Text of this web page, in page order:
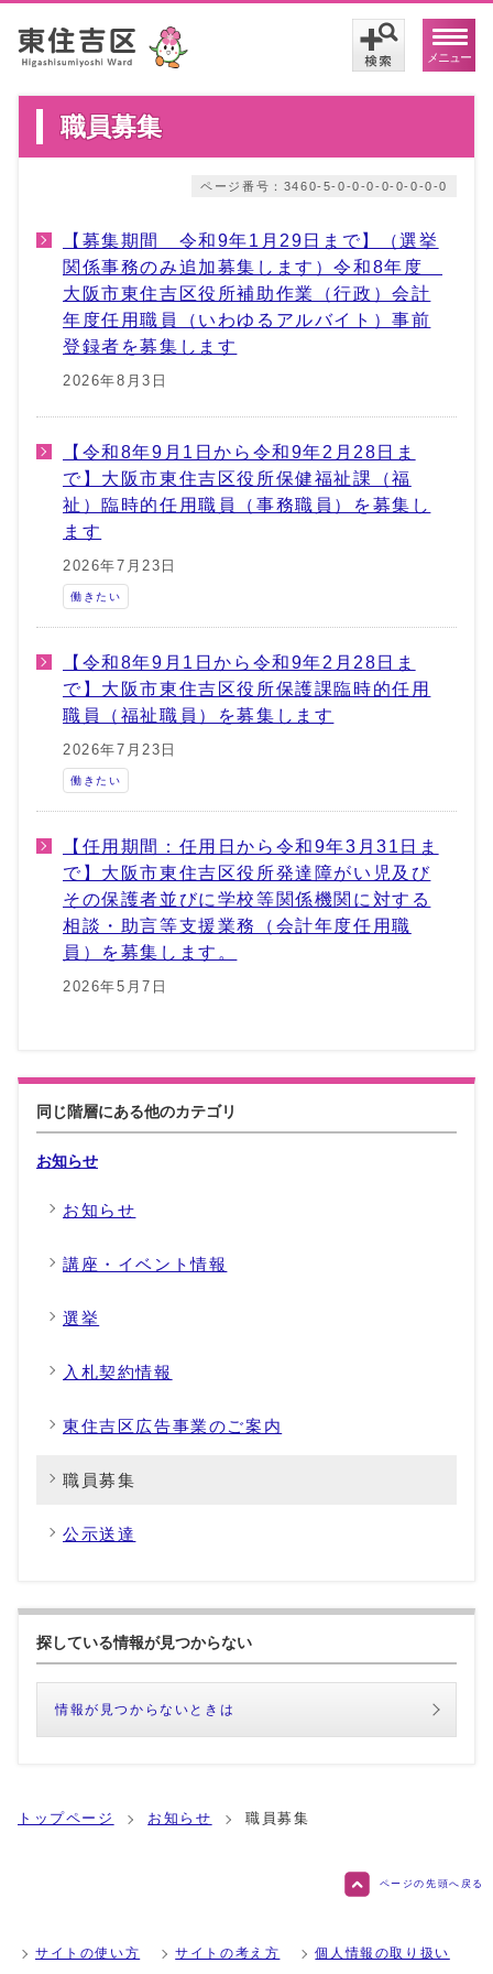
メニュー
職員募集
ページ番号：3460-5-0-0-0-0-0-0-0-0
【募集期間 令和9年1月29日まで】（選挙
関係事務のみ追加募集します）令和8年度
大阪市東住吉区役所補助作業（行政）会計
年度任用職員（いわゆるアルバイト）事前
登録者を募集します
2026年8月3日
【令和8年9月1日から令和9年2月28日ま
で】大阪市東住吉区役所保健福祉課（福
祉）臨時的任用職員（事務職員）を募集し
ます
2026年7月23日
働きたい
【令和8年9月1日から令和9年2月28日ま
で】大阪市東住吉区役所保護課臨時的任用
職員（福祉職員）を募集します
2026年7月23日
働きたい
【任用期間：任用日から令和9年3月31日ま
で】大阪市東住吉区役所発達障がい児及び
その保護者並びに学校等関係機関に対する
相談・助言等支援業務（会計年度任用職
員）を募集します。
2026年5月7日
同じ階層にある他のカテゴリ
お知らせ
お知らせ
講座・イベント情報
選挙
入札契約情報
東住吉区広告事業のご案内
職員募集
公示送達
探している情報が見つからない
情報が見つからないときは
トップページ お知らせ 職員募集
ページの先頭へ戻る
サイトの使い方 サイトの考え方 個人情報の取り扱い